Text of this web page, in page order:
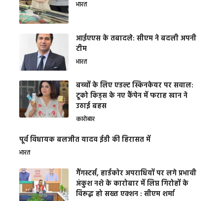
भारत
आईएएस के तबादले: सीएम ने बदली अपनी
टीम
भारत
बच्चों के लिए एडल्ट स्किनकेयर पर सवाल:
टूको किड्स के नए कैंपेन में फराह खान ने
उठाई बहस
कारोबार
पूर्व विधायक बलजीत यादव ईडी की हिरासत में
भारत
गैंगस्टर्स, हार्डकोर अपराधियों पर लगे प्रभावी
अंकुश नशे के कारोबार में लिप्त गिरोहों के
विरूद्ध हो सख्त एक्शन : सीएम शर्मा